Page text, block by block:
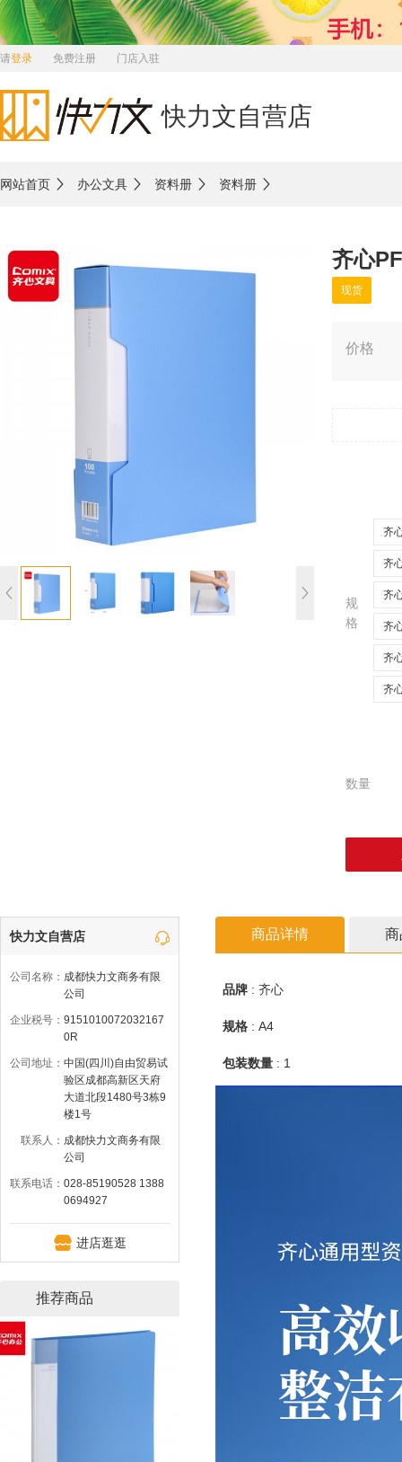
请登录 免费注册 门店入驻
快力文自营店
网站首页 办公文具 资料册 资料册
齐心
现货
价格
规
格
齐
齐
齐
齐
齐
齐
数量
快力文自营店
公司名称： 成都快力文商务有限
公司
企业税号： 9151010072032167
0R
公司地址： 中国(四川)自由贸易试
验区成都高新区天府
大道北段1480号3栋9
楼1号
联系人： 成都快力文商务有限
公司
联系电话： 028-85190528 1388
0694927
进店逛逛
推荐商品
商品详情 商
品牌 : 齐心
规格 : A4
包装数量 : 1